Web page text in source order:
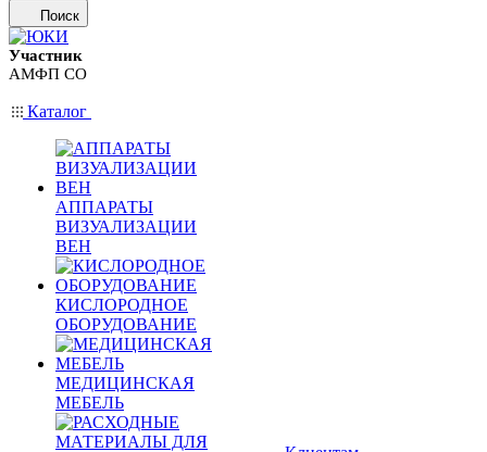
Поиск
Участник
АМФП СО
Каталог
АППАРАТЫ
ВИЗУАЛИЗАЦИИ
ВЕН
КИСЛОРОДНОЕ
ОБОРУДОВАНИЕ
МЕДИЦИНСКАЯ
МЕБЕЛЬ